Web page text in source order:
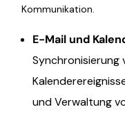
Kommunikation.
E-Mail und
Synchronisierung
und Verwaltung